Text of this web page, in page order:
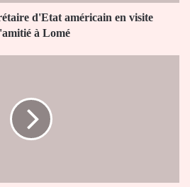
d'Etat américain en visite
à Lomé